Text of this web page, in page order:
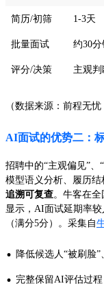
简历/初筛 1-3天
批量面试 约30分
评分/决策 主观
（数据来源：前程无
AI面试的优势二：
招聘中的“主观偏见”
模型语义分析、履历结
追溯可复查。牛客在全
显示，AI面试延期率
（满分5分）。采集自
· 降低候选人“被刷脸
· 完整保留AI评估过